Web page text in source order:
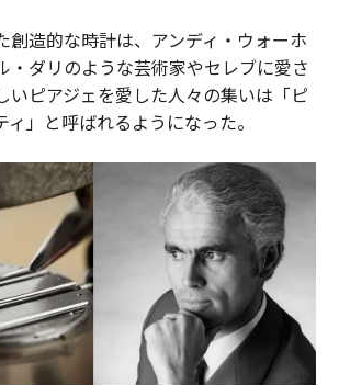
創造的な時計は、アンディ・ウォーホ
・ダリのような芸術家やセレブに愛さ
いピアジェを愛した人々の集いは「ピ
」と呼ばれるようになった。